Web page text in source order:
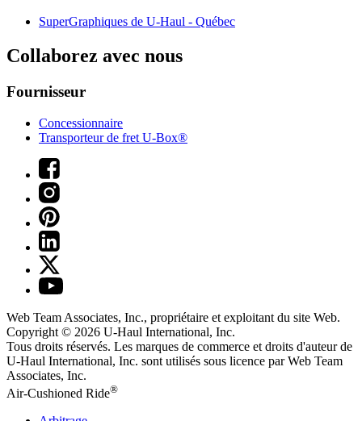
SuperGraphiques de U-Haul - Québec
Collaborez avec nous
Fournisseur
Concessionnaire
Transporteur de fret U-Box®
Web Team Associates, Inc., propriétaire et exploitant du site Web.
Copyright © 2026 U-Haul International, Inc.
Tous droits réservés. Les marques de commerce et droits d'auteur de
U-Haul International, Inc. sont utilisés sous licence par Web Team
Associates, Inc.
Air-Cushioned Ride®